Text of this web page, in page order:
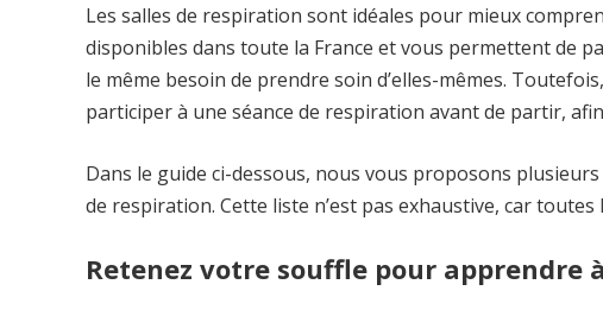
Les salles de respiration sont idéales pour mieux
disponibles dans toute la France et vous permettent de
le même besoin de prendre soin d’elles-mêmes.
participer à une séance de respiration avant de partir,
Dans le guide ci-dessous, nous vous proposons
de respiration. Cette liste n’est pas exhaustive, car
Retenez votre souffle pour apprendre